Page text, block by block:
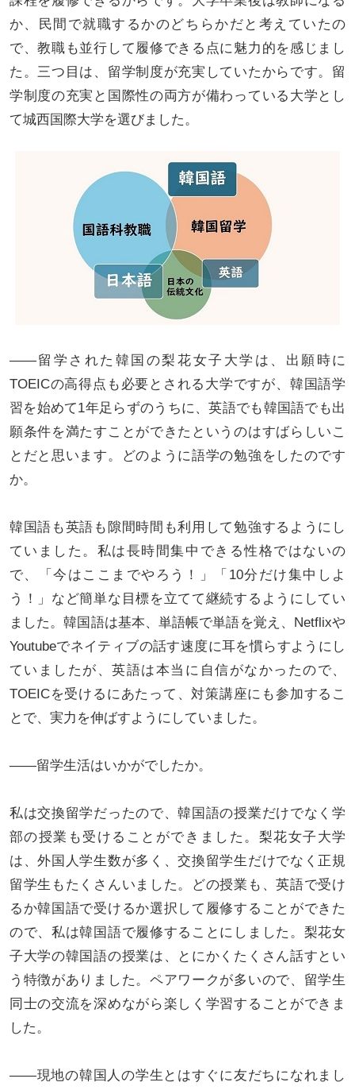
か、民間で就職するかのどちらかだと考えていたの
で、教職も並行して履修できる点に魅力的を感じまし
た。三つ目は、留学制度が充実していたからです。留
学制度の充実と国際性の両方が備わっている大学とし
て城西国際大学を選びました。
――留学された韓国の梨花女子大学は、出願時に
TOEICの高得点も必要とされる大学ですが、韓国語学
習を始めて1年足らずのうちに、英語でも韓国語でも出
願条件を満たすことができたというのはすばらしいこ
とだと思います。どのように語学の勉強をしたのです
か。
韓国語も英語も隙間時間も利用して勉強するようにし
ていました。私は長時間集中できる性格ではないの
で、「今はここまでやろう！」「10分だけ集中しよ
う！」など簡単な目標を立てて継続するようにしてい
ました。韓国語は基本、単語帳で単語を覚え、Netflixや
Youtubeでネイティブの話す速度に耳を慣らすようにし
ていましたが、英語は本当に自信がなかったので、
TOEICを受けるにあたって、対策講座にも参加するこ
とで、実力を伸ばすようにしていました。
――留学生活はいかがでしたか。
私は交換留学だったので、韓国語の授業だけでなく学
部の授業も受けることができました。梨花女子大学
は、外国人学生数が多く、交換留学生だけでなく正規
留学生もたくさんいました。どの授業も、英語で受け
るか韓国語で受けるか選択して履修することができた
ので、私は韓国語で履修することにしました。梨花女
子大学の韓国語の授業は、とにかくたくさん話すとい
う特徴がありました。ペアワークが多いので、留学生
同士の交流を深めながら楽しく学習することができま
した。
――現地の韓国人の学生とはすぐに友だちになれまし